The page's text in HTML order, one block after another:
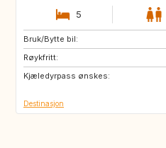
5
Bruk/Bytte bil:
Røykfritt:
Kjæledyrpass ønskes:
SK
CH
GB
Destinasjon